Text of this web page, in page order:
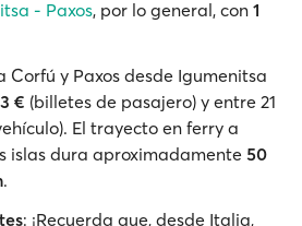
- Paxos, por lo general, con 1
Corfú y Paxos desde Igumenitsa
€ (billetes de pasajero) y entre 21
El trayecto en ferry a
islas dura aproximadamente 50
.
: ¡Recuerda que, desde Italia,